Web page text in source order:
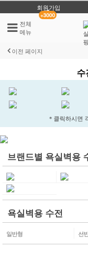
회원가입
+3000
전체
메뉴
이전 페이지
＊클릭하시면
브랜드별 욕실벽용
욕실벽용 수전
일반형 선